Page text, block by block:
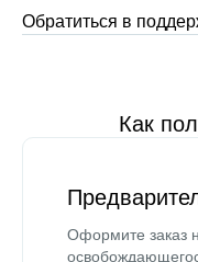
Обратиться в
Как
Оформите заказ